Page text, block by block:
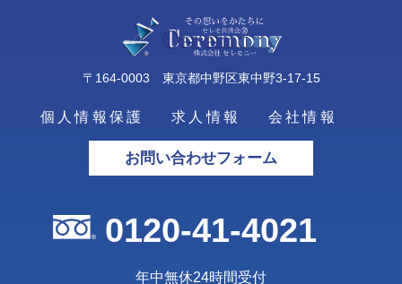
〒164-0003 東京都中野区東中野3-17-15
個人情報保護 求人情報 会社情報
お問い合わせフォーム
0120-41-4021
年中無休24時間受付